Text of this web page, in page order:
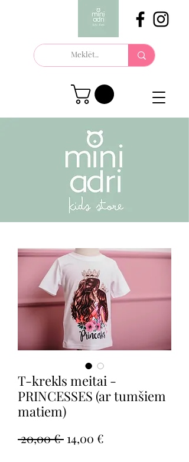
T-krekls meitai -
PRINCESSES (ar tumšiem
matiem)
20,00 € Parastā
14,00 €